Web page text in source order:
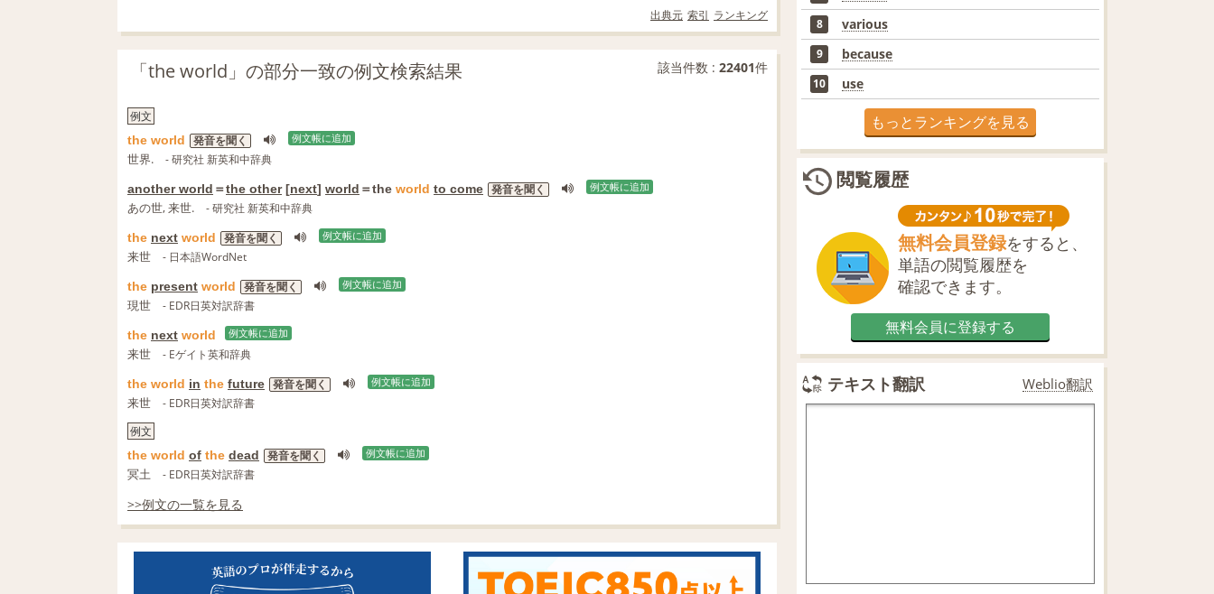
出典元 索引 ランキング
「the world」の部分一致の例文検索結果 該当件数 : 22401件
例文
the world 発音を聞く 例文帳に追加
世界. - 研究社 新英和中辞典
another world ＝the other[next] world ＝the world to come 発音を聞く 例文帳に追加
あの世, 来世. - 研究社 新英和中辞典
the next world 発音を聞く 例文帳に追加
来世 - 日本語WordNet
the present world 発音を聞く 例文帳に追加
現世 - EDR日英対訳辞書
the next world 例文帳に追加
来世 - Eゲイト英和辞典
the world in the future 発音を聞く 例文帳に追加
来世
- EDR日英対訳辞書
例文
the world of the dead 発音を聞く 例文帳に追加
冥土 - EDR日英対訳辞書
>>例文の一覧を見る
8 various
9 because
10 use
もっとランキングを見る
閲覧履歴
無料会員登録をすると、
単語の閲覧履歴を
確認できます。
無料会員に登録する
テキスト翻訳 Weblio翻訳